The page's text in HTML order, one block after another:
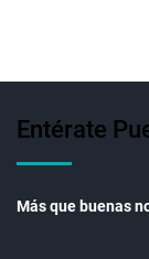
Entérate
Más que buenas